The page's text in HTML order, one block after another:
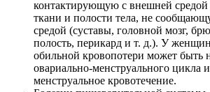
контактирующую с внешней
ткани и полости тела, не
средой (суставы, головной мозг,
полость, перикард и т. д.). У
обильной кровопотери может быть
овариально-менструального цикла
менструальное кровотечение.